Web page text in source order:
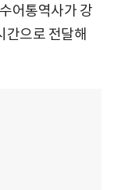
어통역사가 강
간으로 전달해